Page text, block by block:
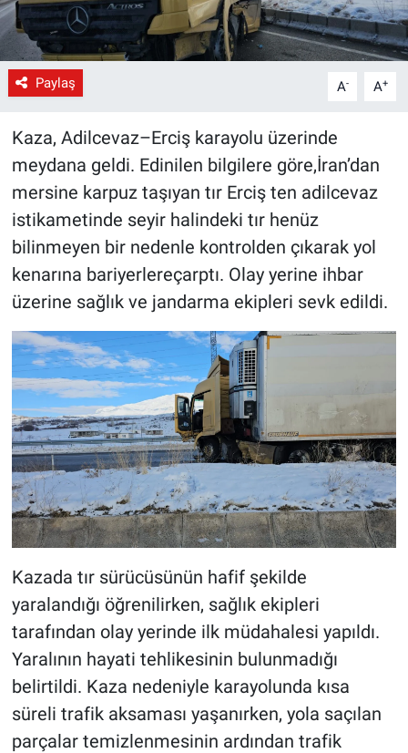
Paylaş A- A+
Kaza, Adilcevaz–Erciş karayolu üzerinde
meydana geldi. Edinilen bilgilere göre,İran’dan
mersine karpuz taşıyan tır Erciş ten adilcevaz
istikametinde seyir halindeki tır henüz
bilinmeyen bir nedenle kontrolden çıkarak yol
kenarına bariyerlereçarptı. Olay yerine ihbar
üzerine sağlık ve jandarma ekipleri sevk edildi.
Kazada tır sürücüsünün hafif şekilde
yaralandığı öğrenilirken, sağlık ekipleri
tarafından olay yerinde ilk müdahalesi yapıldı.
Yaralının hayati tehlikesinin bulunmadığı
belirtildi. Kaza nedeniyle karayolunda kısa
süreli trafik aksaması yaşanırken, yola saçılan
parçalar temizlenmesinin ardından trafik
Siyaset
Spor